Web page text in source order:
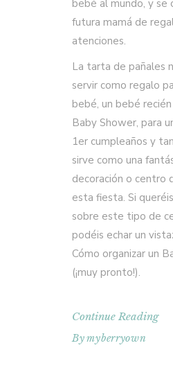
bebé al mundo, y se
futura mamá de
atenciones.
La tarta de pañales
servir como regalo
bebé, un bebé recién
Baby Shower, para
1er cumpleaños y
sirve como una
decoración o centro
esta fiesta. Si
sobre este tipo de
podéis echar un
Cómo organizar un
(¡muy pronto!).
Continue Reading
Bymyberryown